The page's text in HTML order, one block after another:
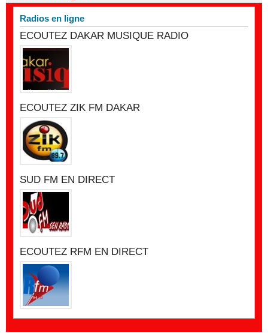
Radios en ligne
ECOUTEZ DAKAR MUSIQUE RADIO
ECOUTEZ ZIK FM DAKAR
SUD FM EN DIRECT
ECOUTEZ RFM EN DIRECT